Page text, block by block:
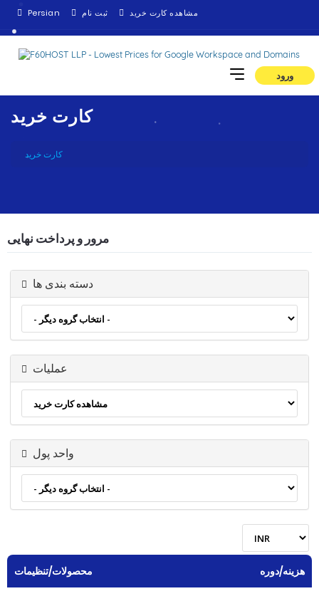
Persian ثبت نام مشاهده کارت خرید
ورود
کارت خرید
کارت خرید
مرور و پرداخت نهایی
دسته بندی ها
عملیات
واحد پول
محصولات/تنظیمات هزینه/دوره